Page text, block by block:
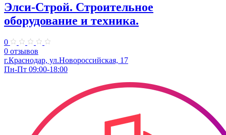
Элси-Строй. Строительное
оборудование и техника.
0
0 отзывов
г.Краснодар, ул.Новороссийская, 17
Пн-Пт 09:00-18:00